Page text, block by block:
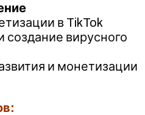
в TikTok
создание вирусного
и монетизации